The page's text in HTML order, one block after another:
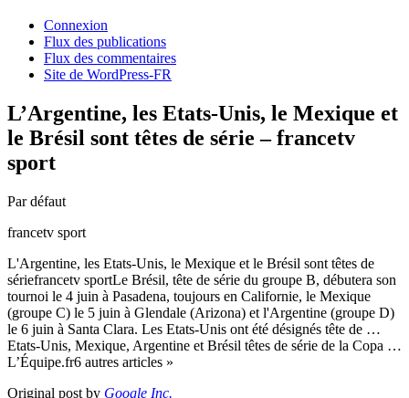
Connexion
Flux des publications
Flux des commentaires
Site de WordPress-FR
L’Argentine, les Etats-Unis, le Mexique et
le Brésil sont têtes de série – francetv
sport
Par défaut
francetv sport
L'Argentine, les Etats-Unis, le Mexique et le Brésil sont têtes de
sériefrancetv sportLe Brésil, tête de série du groupe B, débutera son
tournoi le 4 juin à Pasadena, toujours en Californie, le Mexique
(groupe C) le 5 juin à Glendale (Arizona) et l'Argentine (groupe D)
le 6 juin à Santa Clara. Les Etats-Unis ont été désignés tête de …
Etats-Unis, Mexique, Argentine et Brésil têtes de série de la Copa …
L’Équipe.fr6 autres articles »
Original post by Google Inc.